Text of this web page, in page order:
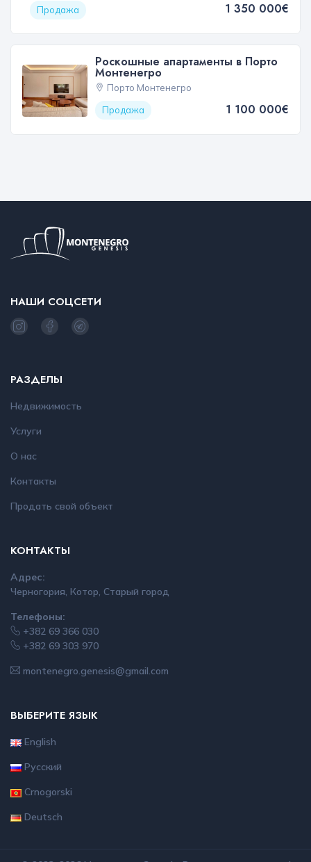
Продажа
1 350 000€
Роскошные апартаменты в Порто
Монтенегро
Порто Монтенегро
Продажа
1 100 000€
НАШИ СОЦСЕТИ
РАЗДЕЛЫ
Недвижимость
Услуги
О нас
Контакты
Продать свой объект
КОНТАКТЫ
Адрес:
Черногория, Котор, Старый город
Телефоны:
+382 69 366 030
+382 69 303 970
montenegro.genesis@gmail.com
ВЫБЕРИТЕ ЯЗЫК
English
Русский
Crnogorski
Deutsch